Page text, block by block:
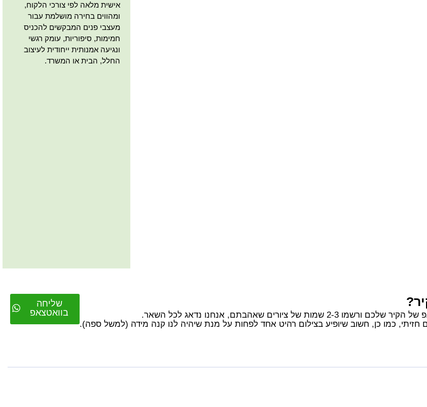
אישית מלאה לפי צורכי הלקוח,
ומהווים בחירה מושלמת עבור
מעצבי פנים המבקשים להכניס
חמימות, סיפוריות, עומק רגשי
ונגיעה אמנותית ייחודית לעיצוב
החלל, הבית או המשרד.
שליחה
בוואטצאפ
שאהבתם, אנחנו נדאג לכל השאר.
חזיתי, כמו כן, חשוב שיופיע בצילום רהיט אחד לפחות על מנת שיהיה לנו קנה מידה (למשל ספה).